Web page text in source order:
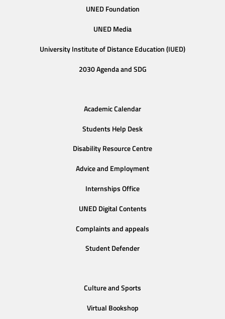
UNED Foundation
UNED Media
University Institute of Distance Education (IUED)
2030 Agenda and SDG
Academic Calendar
Students Help Desk
Disability Resource Centre
Advice and Employment
Internships Office
UNED Digital Contents
Complaints and appeals
Student Defender
Culture and Sports
Virtual Bookshop